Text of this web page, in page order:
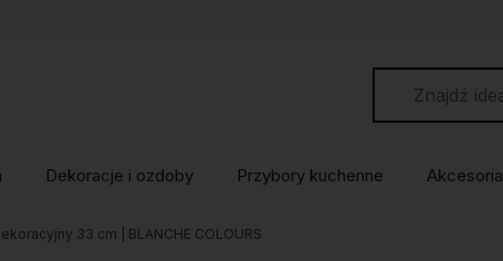
Dekoracje i ozdoby Przybory kuchenne
33 cm | BLANCHE COLOURS